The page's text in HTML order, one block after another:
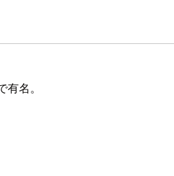
名。